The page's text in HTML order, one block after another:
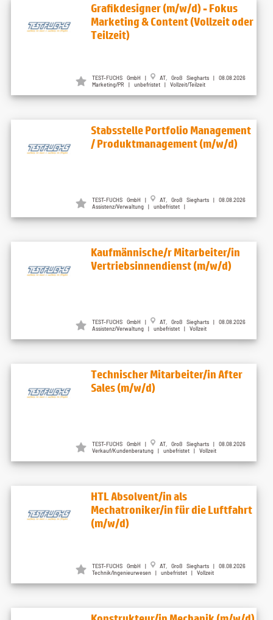
Grafikdesigner (m/w/d) - Fokus
Marketing & Content (Vollzeit oder
Teilzeit)
TEST-FUCHS GmbH |
AT, Groß Siegharts | 08.08.2026
Marketing/PR | unbefristet | Vollzeit/Teilzeit
Stabsstelle Portfolio Management
/ Produktmanagement (m/w/d)
TEST-FUCHS GmbH |
AT, Groß Siegharts | 08.08.2026
Assistenz/Verwaltung | unbefristet |
Kaufmännische/r Mitarbeiter/in
Vertriebsinnendienst (m/w/d)
TEST-FUCHS GmbH |
AT, Groß Siegharts | 08.08.2026
Assistenz/Verwaltung | unbefristet | Vollzeit
Technischer Mitarbeiter/in After
Sales (m/w/d)
TEST-FUCHS GmbH |
AT, Groß Siegharts | 08.08.2026
Verkauf/Kundenberatung | unbefristet | Vollzeit
HTL Absolvent/in als
Mechatroniker/in für die Luftfahrt
(m/w/d)
TEST-FUCHS GmbH |
AT, Groß Siegharts | 08.08.2026
Technik/Ingenieurwesen | unbefristet | Vollzeit